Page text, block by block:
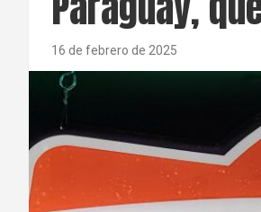
16 de febrero de 2025